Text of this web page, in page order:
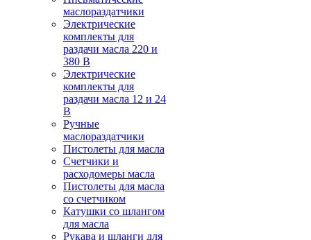
маслораздатчики
Электрические
комплекты для
раздачи масла 220 и
380 В
Электрические
комплекты для
раздачи масла 12 и 24
В
Ручные
маслораздатчики
Пистолеты для масла
Счетчики и
расходомеры масла
Пистолеты для масла
со счетчиком
Катушки со шлангом
для масла
Рукава и шланги для